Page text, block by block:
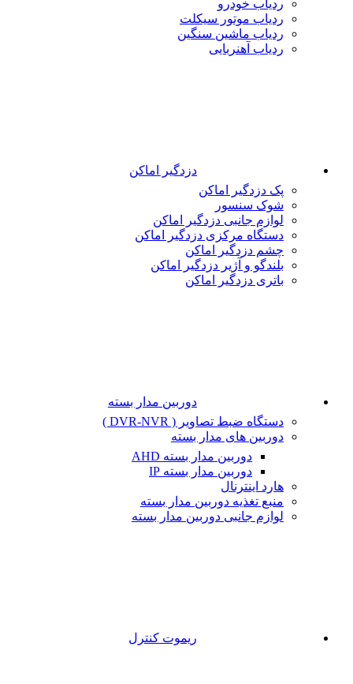
ردیاب خودرو
ردیاب موتور سیکلت
ردیاب ماشین سنگین
ردیاب آهنربایی
دزدگیر اماکن
پک دزدگیر اماکن
شوک سنسور
لوازم جانبی دزدگیر اماکن
دستگاه مرکزی دزدگیر اماکن
چشم دزدگیر اماکن
بلندگو و آژیر دزدگیر اماکن
باتری دزدگیر اماکن
دوربین مدار بسته
دستگاه ضبط تصاویر ( DVR-NVR )
دوربین های مدار بسته
دوربین مدار بسته AHD
دوربین مدار بسته IP
هارد اینترنال
منبع تغذیه دوربین مدار بسته
لوازم جانبی دوربین مدار بسته
ریموت کنترل